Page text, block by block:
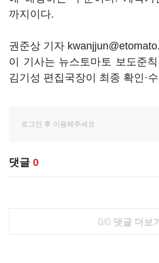
까지이다.
권준상 기자
이 기사는 뉴스토마토 보도준
김기성 편집국장이 최종 확인·
댓글 0
0/0 댓글 더보기